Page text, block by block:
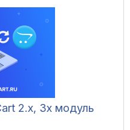
2.x, 3x модуль